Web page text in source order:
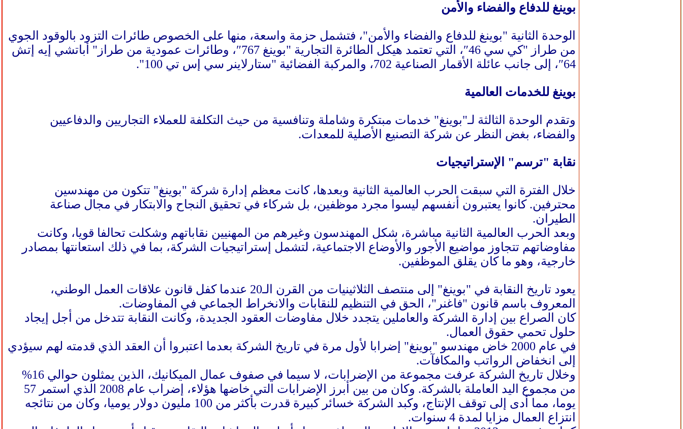
بوينغ للدفاع والفضاء والأمن
الوحدة الثانية "بوينغ للدفاع والفضاء والأمن"، فتشمل حزمة واسعة، منها على الخصوص طائرات التزود بالوقود الجوي
من طراز "كي سي 46″، التي تعتمد هيكل الطائرة التجارية "بوينغ 767″، وطائرات عمودية من طراز" أباتشي إيه إتش
64″، إلى جانب عائلة الأقمار الصناعية 702، والمركبة الفضائية "ستارلاينر سي إس تي 100".
بوينغ للخدمات العالمية
وتقدم الوحدة الثالثة لـ"بوينغ" خدمات مبتكرة وشاملة وتنافسية من حيث التكلفة للعملاء التجاريين والدفاعيين
والفضاء، بغض النظر عن شركة التصنيع الأصلية للمعدات.
نقابة "ترسم" الإستراتيجيات
خلال الفترة التي سبقت الحرب العالمية الثانية وبعدها، كانت معظم إدارة شركة "بوينغ" تتكون من مهندسين
محترفين. كانوا يعتبرون أنفسهم ليسوا مجرد موظفين، بل شركاء في تحقيق النجاح والابتكار في مجال صناعة
الطيران.
وبعد الحرب العالمية الثانية مباشرة، شكل المهندسون وغيرهم من المهنيين نقاباتهم وشكلت تحالفا قويا، وكانت
مفاوضاتهم تتجاوز مواضيع الأجور والأوضاع الاجتماعية، لتشمل إستراتيجيات الشركة، بما في ذلك استعانتها بمصادر
خارجية، وهو ما كان يقلق الموظفين.
يعود تاريخ النقابة في "بوينغ" إلى منتصف الثلاثينيات من القرن الـ20 عندما كفل قانون علاقات العمل الوطني،
المعروف باسم قانون "فاغنر"، الحق في التنظيم للنقابات والانخراط الجماعي في المفاوضات.
كان الصراع بين إدارة الشركة والعاملين يتجدد خلال مفاوضات العقود الجديدة، وكانت النقابة تتدخل من أجل إيجاد
حلول تحمي حقوق العمال.
في عام 2000 خاض مهندسو "بوينغ" إضرابا لأول مرة في تاريخ الشركة بعدما اعتبروا أن العقد الذي قدمته لهم سيؤدي
إلى انخفاض الرواتب والمكافآت.
وخلال تاريخ الشركة عرفت مجموعة من الإضرابات، لا سيما في صفوف عمال الميكانيك، الذين يمثلون حوالي 16%
من مجموع اليد العاملة بالشركة. وكان من بين أبرز الإضرابات التي خاضها هؤلاء، إضراب عام 2008 الذي استمر 57
يوما، مما أدى إلى توقف الإنتاج، وكبد الشركة خسائر كبيرة قدرت بأكثر من 100 مليون دولار يوميا، وكان من نتائجه
انتزاع العمال مزايا لمدة 4 سنوات.